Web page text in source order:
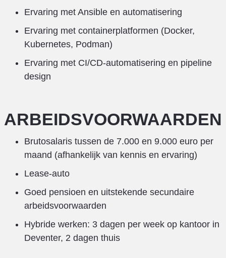
Ervaring met Ansible en automatisering
Ervaring met containerplatformen (Docker,
Kubernetes, Podman)
Ervaring met CI/CD-automatisering en pipeline
design
ARBEIDSVOORWAARDEN
Brutosalaris tussen de 7.000 en 9.000 euro per
maand (afhankelijk van kennis en ervaring)
Lease-auto
Goed pensioen en uitstekende secundaire
arbeidsvoorwaarden
Hybride werken: 3 dagen per week op kantoor in
Deventer, 2 dagen thuis